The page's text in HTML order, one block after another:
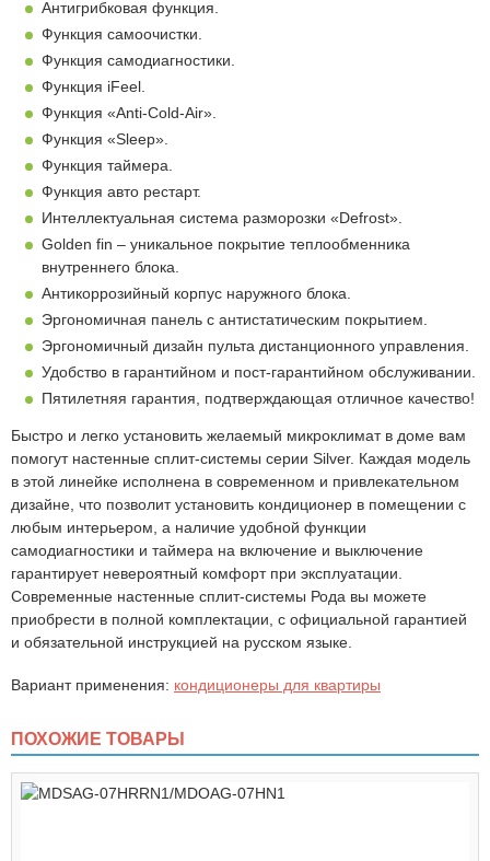
Антигрибковая функция.
Функция самоочистки.
Функция самодиагностики.
Функция iFeel.
Функция «Anti-Cold-Air».
Функция «Sleep».
Функция таймера.
Функция авто рестарт.
Интеллектуальная система разморозки «Defrost».
Golden fin – уникальное покрытие теплообменника
внутреннего блока.
Антикоррозийный корпус наружного блока.
Эргономичная панель с антистатическим покрытием.
Эргономичный дизайн пульта дистанционного управления.
Удобство в гарантийном и пост-гарантийном обслуживании.
Пятилетняя гарантия, подтверждающая отличное качество!
Быстро и легко установить желаемый микроклимат в доме вам
помогут настенные сплит-системы серии Silver. Каждая модель
в этой линейке исполнена в современном и привлекательном
дизайне, что позволит установить кондиционер в помещении с
любым интерьером, а наличие удобной функции
самодиагностики и таймера на включение и выключение
гарантирует невероятный комфорт при эксплуатации.
Современные настенные сплит-системы Рода вы можете
приобрести в полной комплектации, с официальной гарантией
и обязательной инструкцией на русском языке.
Вариант применения: кондиционеры для квартиры
ПОХОЖИЕ ТОВАРЫ